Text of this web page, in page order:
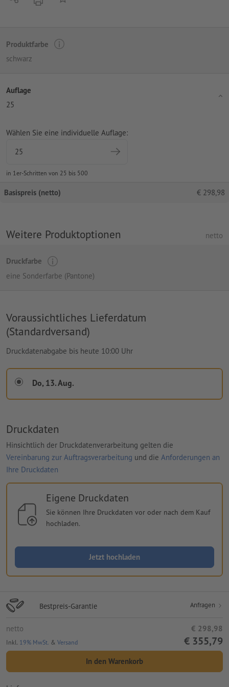
Produktfarbe
schwarz
Auflage
25
Wählen Sie eine individuelle Auflage:
in 1er-Schritten von 25 bis 500
Basispreis (netto) € 298,98
Weitere Produktoptionen netto
Druckfarbe
eine Sonderfarbe (Pantone)
Voraussichtliches Lieferdatum
(Standardversand)
Druckdatenabgabe bis heute 10:00 Uhr
Do, 13. Aug.
Druckdaten
Hinsichtlich der Druckdatenverarbeitung gelten die
Vereinbarung zur Auftragsverarbeitung und die Anforderungen an
Ihre Druckdaten
Eigene Druckdaten
Sie können Ihre Druckdaten vor oder nach dem Kauf
hochladen.
Jetzt hochladen
Bestpreis-Garantie Anfragen
netto € 298,98
Inkl. 19% MwSt. & Versand € 355,79
In den Warenkorb